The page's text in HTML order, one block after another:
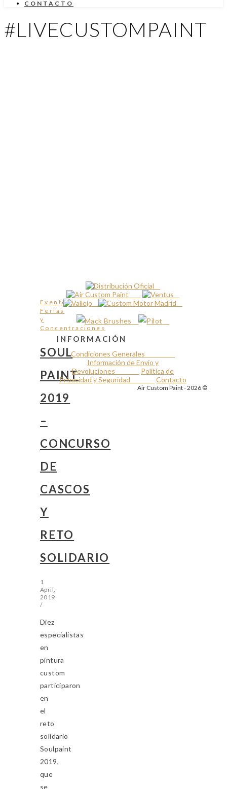
CONTACTO
#LIVECUSTOMPAINT
Eventos,
Ferias
y
Concentraciones
SOUL
PAINT
2019
–
CONCURSO
DE
CASCOS
Y
RETO
SOLIDARIO
1
April,
2019
/
Diez
especialistas
en
pintura
custom
participaron
en
el
reto
solidario
Soulpaint
2019,
que
se
INFORMACIÓN
Condiciones Generales
Información de Envío y
Devoluciones
Política de
Privacidad y Seguridad
Contacto
Air Custom Paint - 2026 ©